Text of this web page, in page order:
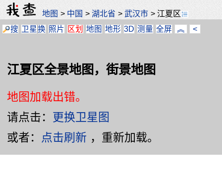
地图 > 中国 >湖北省 >武汉市 > 江夏区
搜 卫星换 照片 区划 地图 地形 3D 测量 全屏 ︽ <
江夏区全景地图，街景地图
地图加载出错。
请点击： 更换卫星图
或者： 点击刷新 ，重新加载。